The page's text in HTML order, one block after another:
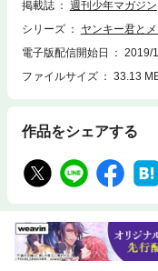
掲載誌
週刊少年マガジン
シリーズ
ヤンキー君と
電子版配信開始日
2019/
ファイルサイズ
33.13
作品をシェアする